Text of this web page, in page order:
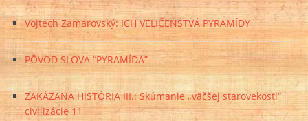
Vojtech Zamarovský: ICH VELIČENSTVÁ PYRAMÍDY
PÔVOD SLOVA “PYRAMÍDA”
ZAKÁZANÁ HISTÓRIA III.: Skúmanie „väčšej starovekosti“
civilizácie 11